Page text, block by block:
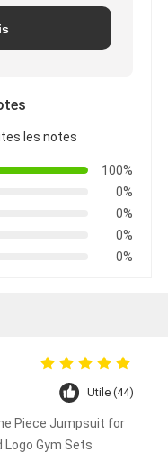
les notes
100%
0%
0%
0%
0%
Utile (44)
Piece Jumpsuit for
Gym Sets